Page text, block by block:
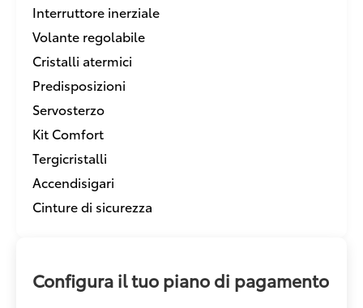
Interruttore inerziale
Volante regolabile
Cristalli atermici
Predisposizioni
Servosterzo
Kit Comfort
Tergicristalli
Accendisigari
Cinture di sicurezza
Configura il tuo piano di pagamento